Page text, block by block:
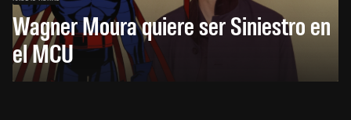
Wagner Moura quiere ser Siniestro en
el MCU